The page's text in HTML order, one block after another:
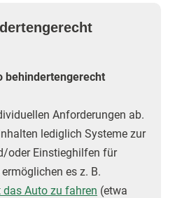
behindertengerecht
Anforderungen ab.
lediglich Systeme zur
oder Einstieghilfen für
es z. B.
Auto zu fahren (etwa